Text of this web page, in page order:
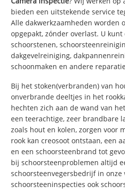
bieden een uitstekende service
Alle dakwerkzaamheden worden
opgepakt, zónder overlast. U
schoorstenen,
dakgevelreiniging,
schoonmaken en andere
Bij het stoken(verbranden) van
onverbrande deeltjes in het
hechten zich aan de wand van
een teerachtige, zeer brandbare
zoals hout en kolen, zorgen voor
rook kan creosoot ontstaan, een
en een schoorsteenbrand tot
bij schoorsteenproblemen altijd
schoorsteenvegersbedrijf in onze
schoorsteeninspecties ook